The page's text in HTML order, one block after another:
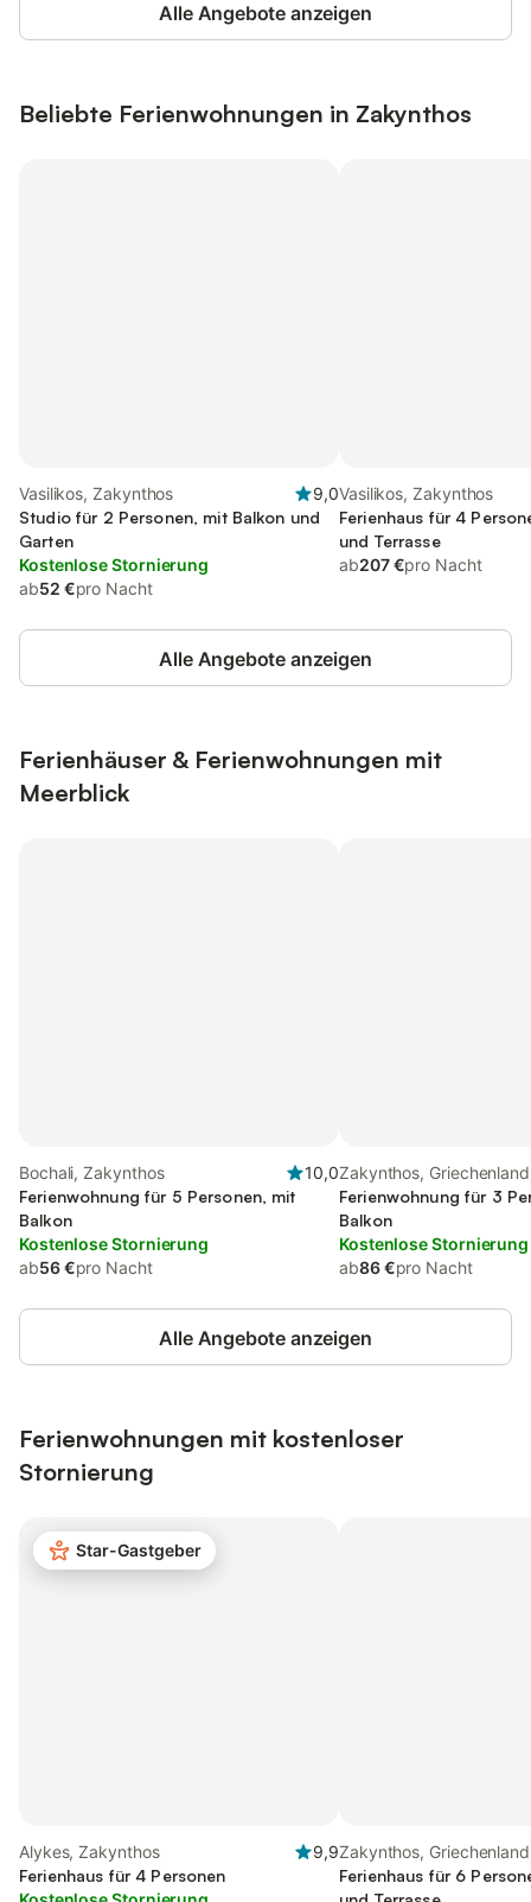
Alle Angebote anzeigen
Beliebte Ferienwohnungen in Zakynthos
Vasilikos, Zakynthos
9,0
Studio für 2 Personen, mit Balkon und
Garten
Kostenlose Stornierung
ab52 €pro Nacht
Vasilikos, Zakynthos
Ferienhaus für 4
und Terrasse
ab207 €pro Nacht
Alle Angebote anzeigen
Ferienhäuser & Ferienwohnungen mit
Meerblick
Bochali, Zakynthos
10,0
Ferienwohnung für 5 Personen, mit
Balkon
Kostenlose Stornierung
ab56 €pro Nacht
Zakynthos, Griechenland
Ferienwohnung für 3
Balkon
Kostenlose Stornierung
ab86 €pro Nacht
Alle Angebote anzeigen
Ferienwohnungen mit kostenloser
Stornierung
Star-Gastgeber
Alykes, Zakynthos
9,9
Ferienhaus für 4 Personen
Zakynthos, Griechenland
Ferienhaus für 6